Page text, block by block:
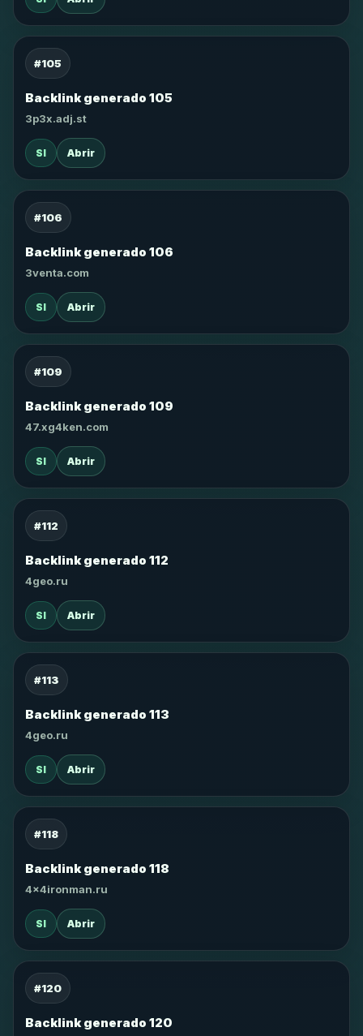
#105
Backlink generado 105
3p3x.adj.st
SI Abrir
#106
Backlink generado 106
3venta.com
SI Abrir
#109
Backlink generado 109
47.xg4ken.com
SI Abrir
#112
Backlink generado 112
4geo.ru
SI Abrir
#113
Backlink generado 113
4geo.ru
SI Abrir
#118
Backlink generado 118
4x4ironman.ru
SI Abrir
#120
Backlink generado 120